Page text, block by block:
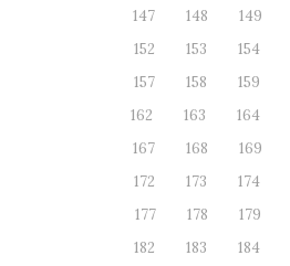
147
148 149
152
153 154
157
158 159
162
163 164
167
168 169
172
173 174
177
178 179
182
183 184